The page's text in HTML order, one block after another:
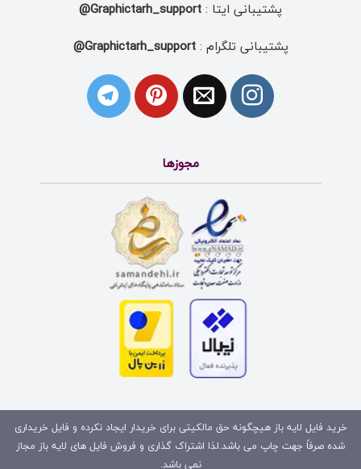
پشتیبانی ایتا : Graphictarh_support@
پشتیبانی تلگرام :Graphictarh_support@
مجوزها
خرید فایل لایه باز هیچگونه حق مالکیتی برای خریدار ایجاد نکرده و فایل خریداری
شده صرفاً جهت چاپ می باشد.لذا اشتراک گذاری و فروش فایل های لایه باز مجاز
نمی باشد.